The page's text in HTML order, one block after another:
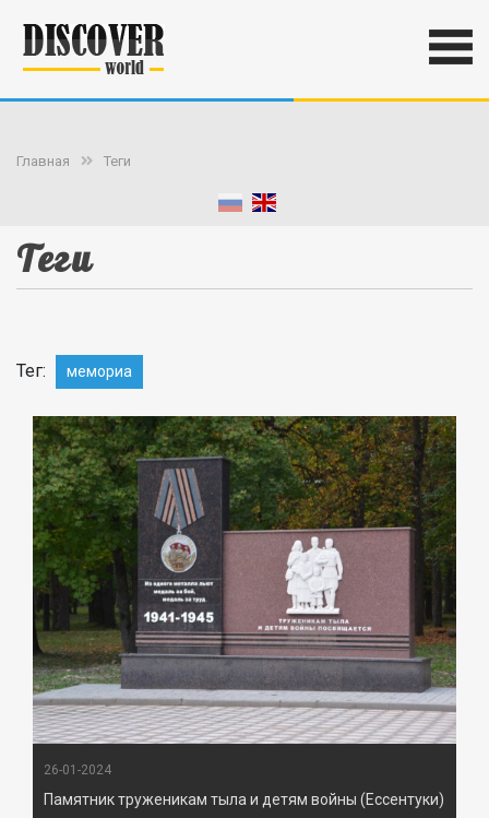
Главная Теги
Теги
Тег: мемориа
26-01-2024
Памятник труженикам тыла и детям войны (Ессентуки)